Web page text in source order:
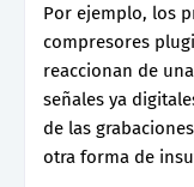
Por ejemplo, los
compresores
reaccionan de
señales ya
de las
otra forma de